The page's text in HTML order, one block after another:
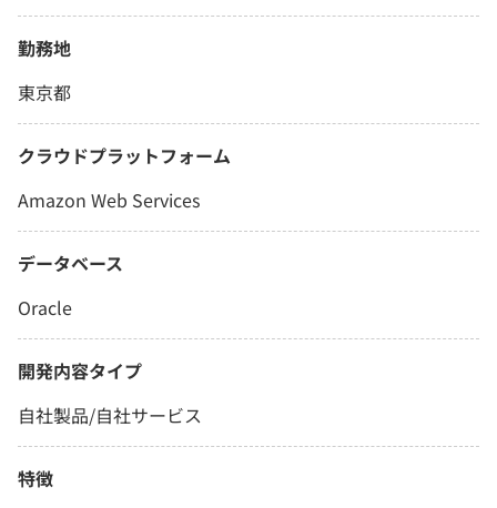
勤務地
東京都
クラウドプラットフォーム
Amazon Web Services
データベース
Oracle
開発内容タイプ
自社製品/自社サービス
特徴